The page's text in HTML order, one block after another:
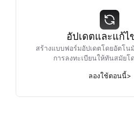
อัปเดตและแก้ไ
สร้างแบบฟอร์มอัปเดตโดยอัตโน
การลงทะเบียนให้ทันสมัยโ
ลองใช้ตอนนี้>